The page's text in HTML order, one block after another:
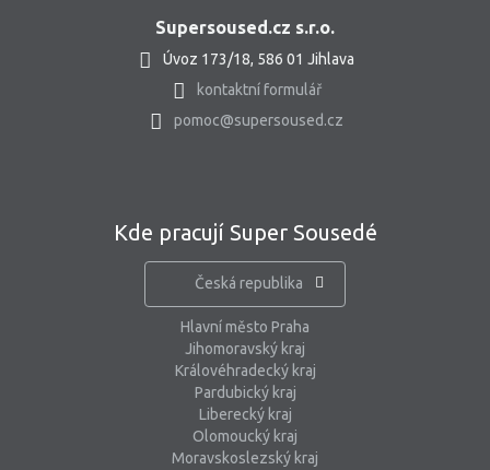
Supersoused.cz s.r.o.
Úvoz 173/18, 586 01 Jihlava
kontaktní formulář
pomoc@supersoused.cz
Kde pracují Super Sousedé
Česká republika
Hlavní město Praha
Jihomoravský kraj
Královéhradecký kraj
Pardubický kraj
Liberecký kraj
Olomoucký kraj
Moravskoslezský kraj